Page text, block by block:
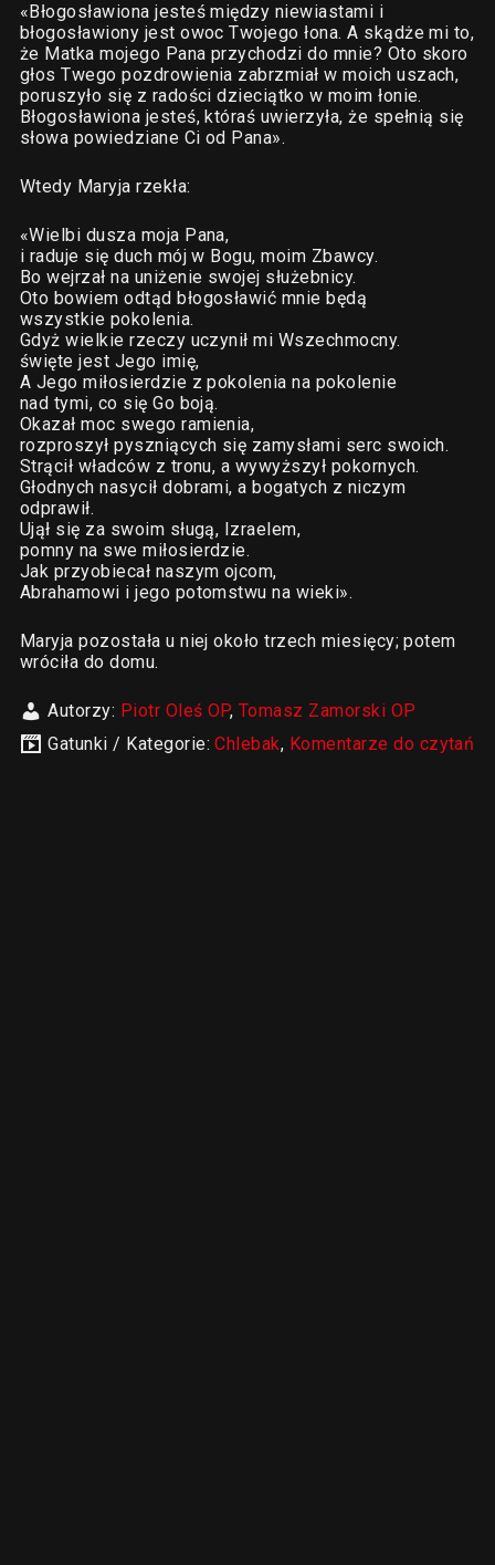
«Błogosławiona jesteś między niewiastami i
błogosławiony jest owoc Twojego łona. A skądże mi to,
że Matka mojego Pana przychodzi do mnie? Oto skoro
głos Twego pozdrowienia zabrzmiał w moich uszach,
poruszyło się z radości dzieciątko w moim łonie.
Błogosławiona jesteś, któraś uwierzyła, że spełnią się
słowa powiedziane Ci od Pana».
Wtedy Maryja rzekła:
«Wielbi dusza moja Pana,
i raduje się duch mój w Bogu, moim Zbawcy.
Bo wejrzał na uniżenie swojej służebnicy.
Oto bowiem odtąd błogosławić mnie będą
wszystkie pokolenia.
Gdyż wielkie rzeczy uczynił mi Wszechmocny.
święte jest Jego imię,
A Jego miłosierdzie z pokolenia na pokolenie
nad tymi, co się Go boją.
Okazał moc swego ramienia,
rozproszył pyszniących się zamysłami serc swoich.
Strącił władców z tronu, a wywyższył pokornych.
Głodnych nasycił dobrami, a bogatych z niczym
odprawił.
Ujął się za swoim sługą, Izraelem,
pomny na swe miłosierdzie.
Jak przyobiecał naszym ojcom,
Abrahamowi i jego potomstwu na wieki».
Maryja pozostała u niej około trzech miesięcy; potem
wróciła do domu.
Autorzy: Piotr Oleś OP, Tomasz Zamorski OP
Gatunki / Kategorie:Chlebak, Komentarze do czytań